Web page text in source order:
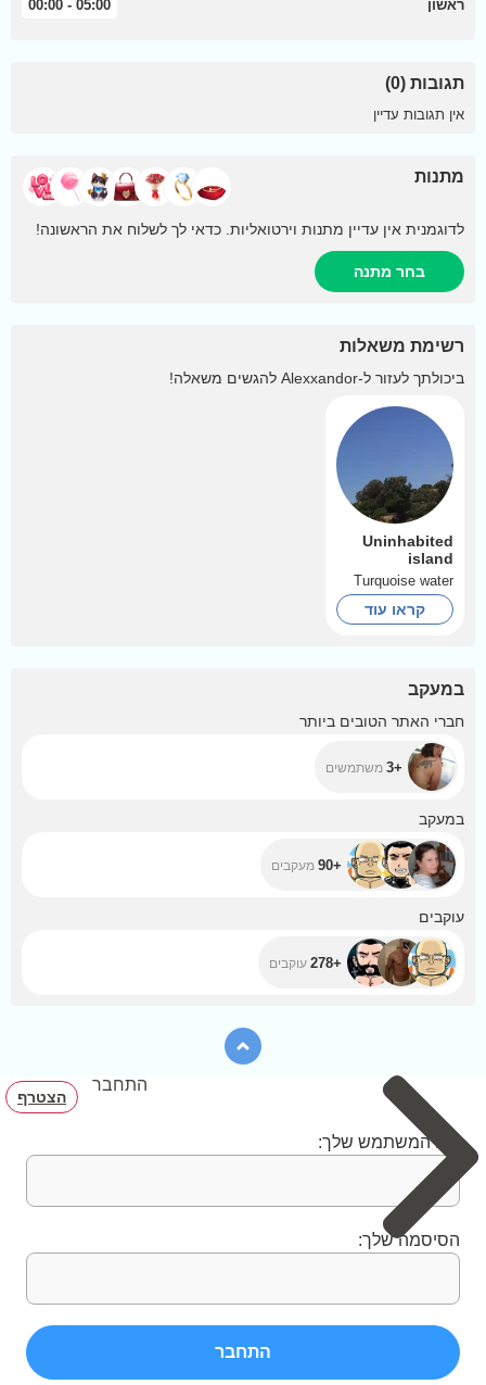
ראשון 05:00 - 00:00
תגובות (0)
אין תגובות עדיין
מתנות
לדוגמנית אין עדיין מתנות וירטואליות. כדאי לך לשלוח את הראשונה!
בחר מתנה
רשימת משאלות
ביכולתך לעזור ל-Alexxandor להגשים משאלה!
Uninhabited
island
Turquoise water
קראו עוד
במעקב
חברי האתר הטובים ביותר
+3
+3 משתמשים
במעקב
+90 מעקבים
עוקבים
+278 עוקבים
התחבר
הצטרף
שם המשתמש שלך:
הסיסמה שלך:
התחבר